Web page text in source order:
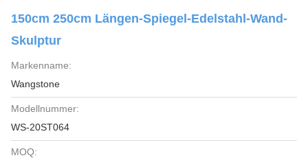
150cm 250cm Längen-Spiegel-Edelstahl-Wand-
Skulptur
Markenname:
Wangstone
Modellnummer:
WS-20ST064
MOQ: